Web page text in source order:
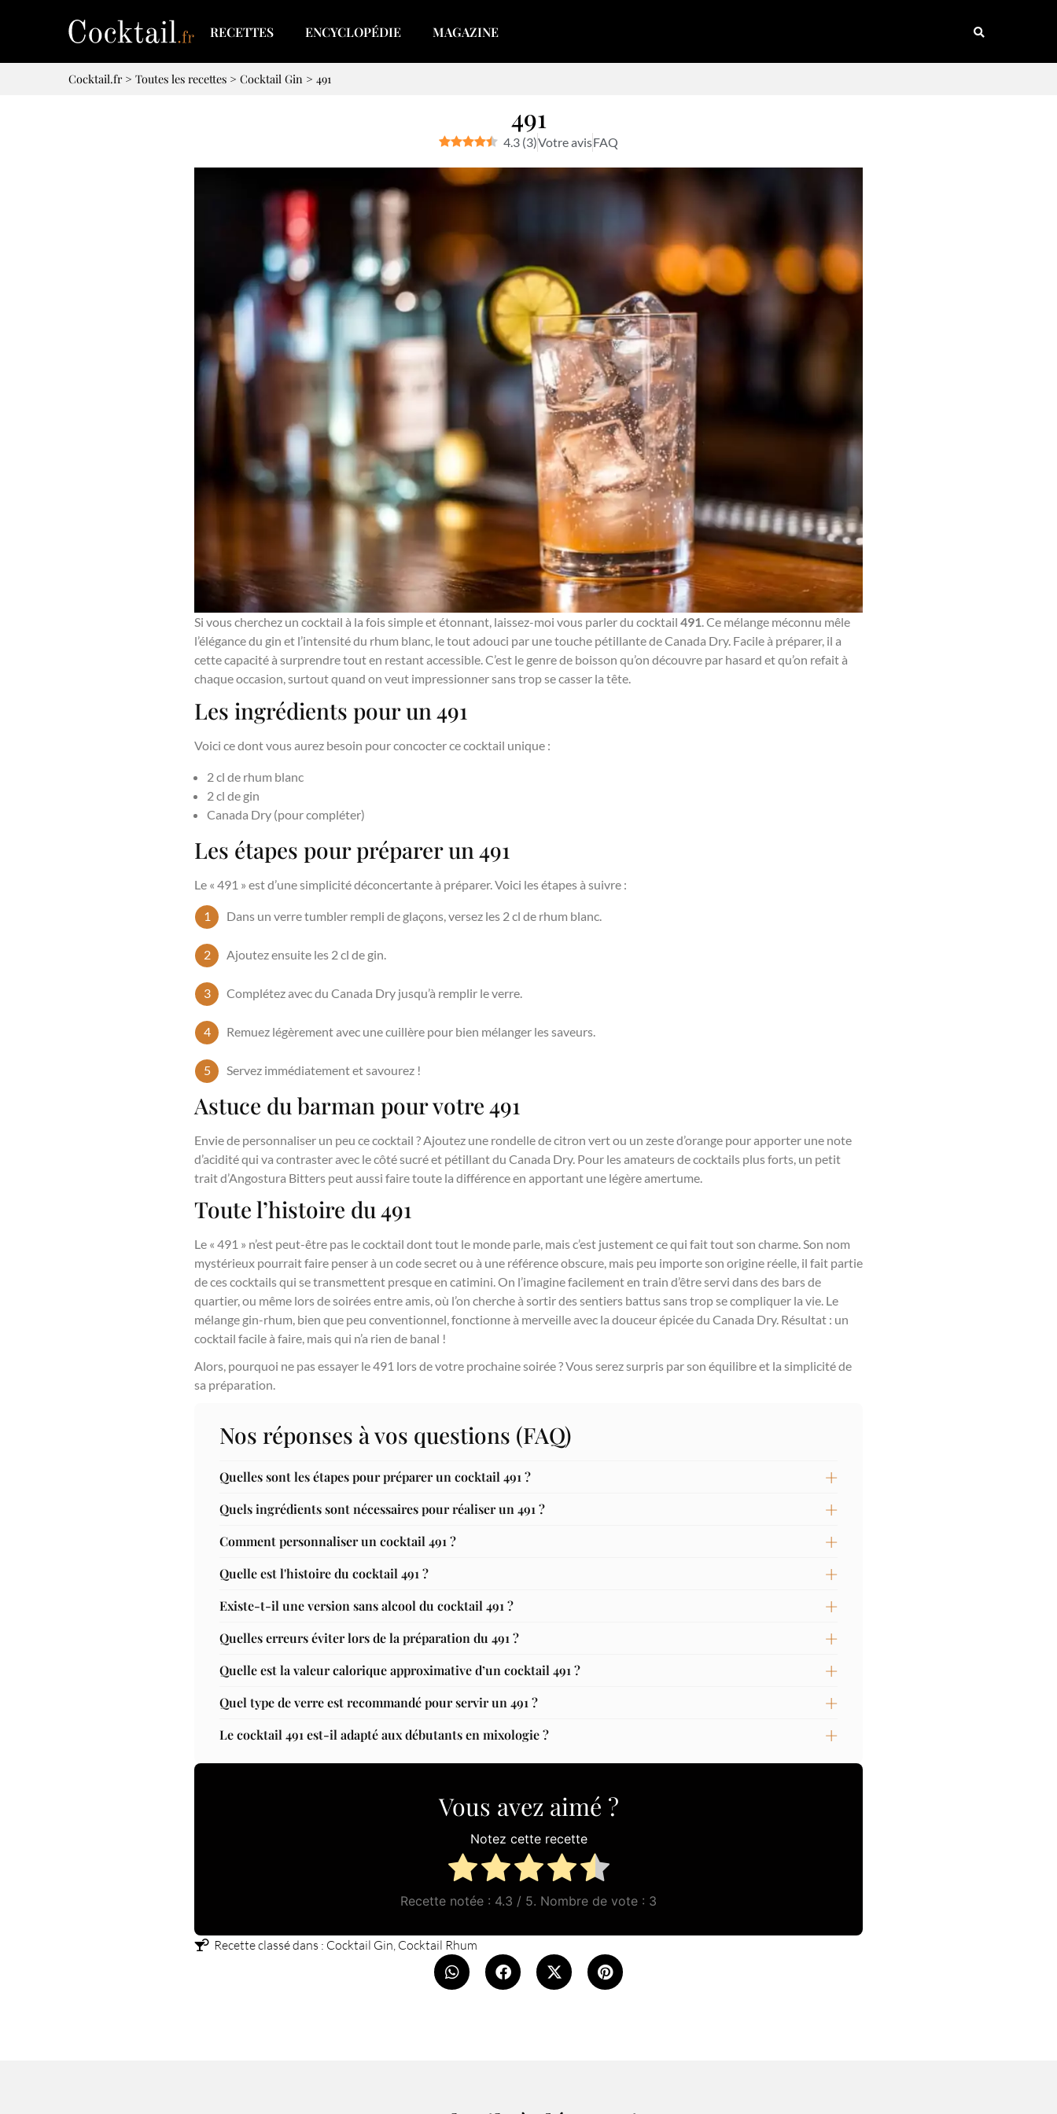
RECETTES ENCYCLOPÉDIE MAGAZINE
Cocktail.fr> Toutes les recettes > Cocktail Gin > 491
491
4.3 (3)Votre avisFAQ
Si vous cherchez un cocktail à la fois simple et étonnant, laissez-moi vous parler du cocktail 491. Ce mélange méconnu mêle
l’élégance du gin et l’intensité du rhum blanc, le tout adouci par une touche pétillante de Canada Dry. Facile à préparer, il a
cette capacité à surprendre tout en restant accessible. C’est le genre de boisson qu’on découvre par hasard et qu’on refait à
chaque occasion, surtout quand on veut impressionner sans trop se casser la tête.
Les ingrédients pour un 491
Voici ce dont vous aurez besoin pour concocter ce cocktail unique :
2 cl de rhum blanc
2 cl de gin
Canada Dry (pour compléter)
Les étapes pour préparer un 491
Le « 491 » est d’une simplicité déconcertante à préparer. Voici les étapes à suivre :
Dans un verre tumbler rempli de glaçons, versez les 2 cl de rhum blanc.
Ajoutez ensuite les 2 cl de gin.
Complétez avec du Canada Dry jusqu’à remplir le verre.
Remuez légèrement avec une cuillère pour bien mélanger les saveurs.
Servez immédiatement et savourez !
Astuce du barman pour votre 491
Envie de personnaliser un peu ce cocktail ? Ajoutez une rondelle de citron vert ou un zeste d’orange pour apporter une note
d’acidité qui va contraster avec le côté sucré et pétillant du Canada Dry. Pour les amateurs de cocktails plus forts, un petit
trait d’Angostura Bitters peut aussi faire toute la différence en apportant une légère amertume.
Toute l’histoire du 491
Le « 491 » n’est peut-être pas le cocktail dont tout le monde parle, mais c’est justement ce qui fait tout son charme. Son nom
mystérieux pourrait faire penser à un code secret ou à une référence obscure, mais peu importe son origine réelle, il fait partie
de ces cocktails qui se transmettent presque en catimini. On l’imagine facilement en train d’être servi dans des bars de
quartier, ou même lors de soirées entre amis, où l’on cherche à sortir des sentiers battus sans trop se compliquer la vie. Le
mélange gin-rhum, bien que peu conventionnel, fonctionne à merveille avec la douceur épicée du Canada Dry. Résultat : un
cocktail facile à faire, mais qui n’a rien de banal !
Alors, pourquoi ne pas essayer le 491 lors de votre prochaine soirée ? Vous serez surpris par son équilibre et la simplicité de
sa préparation.
Nos réponses à vos questions (FAQ)
Quelles sont les étapes pour préparer un cocktail 491 ?
Quels ingrédients sont nécessaires pour réaliser un 491 ?
Comment personnaliser un cocktail 491 ?
Quelle est l'histoire du cocktail 491 ?
Existe-t-il une version sans alcool du cocktail 491 ?
Quelles erreurs éviter lors de la préparation du 491 ?
Quelle est la valeur calorique approximative d’un cocktail 491 ?
Quel type de verre est recommandé pour servir un 491 ?
Le cocktail 491 est-il adapté aux débutants en mixologie ?
Vous avez aimé ?
Notez cette recette
Recette notée : 4.3 / 5. Nombre de vote : 3
Recette classé dans : Cocktail Gin, Cocktail Rhum